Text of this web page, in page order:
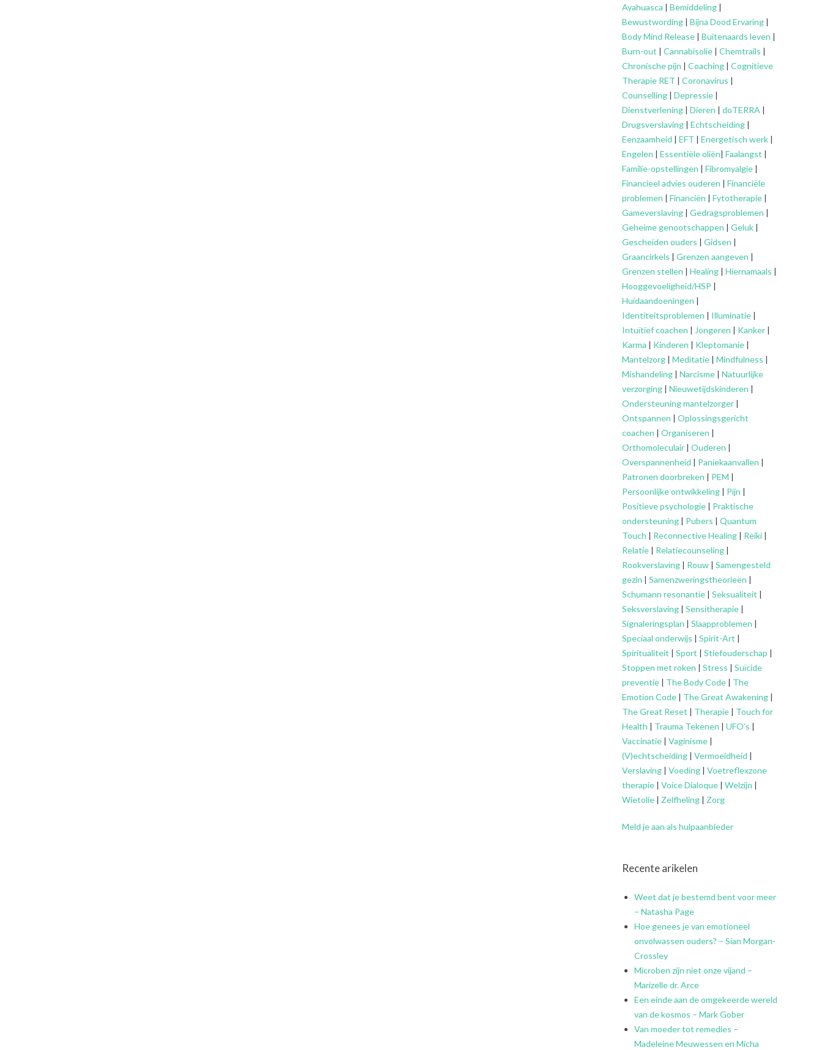
Ayahuasca | Bemiddeling |
Bewustwording | Bijna Dood Ervaring |
Body Mind Release | Buitenaards leven |
Burn-out | Cannabisolie | Chemtrails |
Chronische pijn | Coaching | Cognitieve
Therapie RET | Coronavirus |
Counselling | Depressie |
Dienstverlening | Dieren | doTERRA |
Drugsverslaving | Echtscheiding |
Eenzaamheid | EFT | Energetisch werk |
Engelen | Essentiële oliën| Faalangst |
Familie-opstellingen | Fibromyalgie |
Financieel advies ouderen | Financiële
problemen | Financiën | Fytotherapie |
Gameverslaving | Gedragsproblemen |
Geheime genootschappen | Geluk |
Gescheiden ouders | Gidsen |
Graancirkels | Grenzen aangeven |
Grenzen stellen | Healing | Hiernamaals |
Hooggevoeligheid/HSP |
Huidaandoeningen |
Identiteitsproblemen | Illuminatie |
Intuïtief coachen | Jongeren | Kanker |
Karma | Kinderen | Kleptomanie |
Mantelzorg | Meditatie | Mindfulness |
Mishandeling | Narcisme | Natuurlijke
verzorging | Nieuwetijdskinderen |
Ondersteuningmantelzorger |
Ontspannen | Oplossingsgericht
coachen | Organiseren |
Orthomoleculair | Ouderen |
Overspannenheid | Paniekaanvallen |
Patronen doorbreken | PEM |
Persoonlijke ontwikkeling | Pijn |
Positieve psychologie | Praktische
ondersteuning | Pubers | Quantum
Touch | Reconnective Healing | Reiki |
Relatie | Relatiecounseling |
Rookverslaving | Rouw | Samengesteld
gezin | Samenzweringstheorieën |
Schumann resonantie | Seksualiteit |
Seksverslaving | Sensitherapie |
Signaleringsplan | Slaapproblemen |
Speciaal onderwijs | Spirit-Art |
Spiritualiteit | Sport | Stiefouderschap |
Stoppen met roken | Stress | Suïcide
preventie | The Body Code | The
Emotion Code | The Great Awakening |
The Great Reset | Therapie | Touch for
Health | Trauma Tekenen | UFO’s |
Vaccinatie | Vaginisme |
(V)echtscheiding | Vermoeidheid |
Verslaving | Voeding | Voetreflexzone
therapie | Voice Dialoque | Welzijn |
Wietolie | Zelfheling | Zorg
Meld je aan als hulpaanbieder
Recente arikelen
Weet dat je bestemd bent voor meer
– Natasha Page
Hoe genees je van emotioneel
onvolwassen ouders? – Sian Morgan-
Crossley
Microben zijn niet onze vijand –
Marizelle dr. Arce
Een einde aan de omgekeerde wereld
van de kosmos – Mark Gober
Van moeder tot remedies –
Madeleine Meuwessen en Micha